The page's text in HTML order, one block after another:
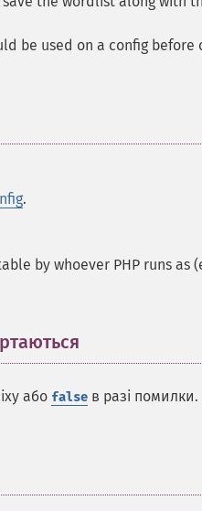
be used on a config before
.
by whoever PHP runs as
або false в разі помилки.